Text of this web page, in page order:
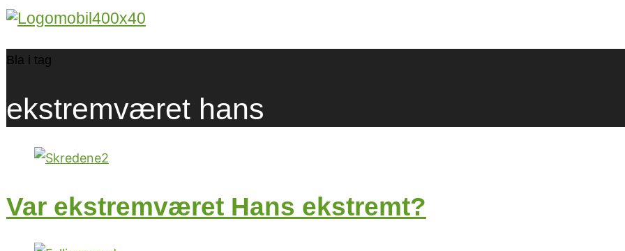
Bla i tag
ekstremværet hans
Var ekstremværet Hans ekstremt?